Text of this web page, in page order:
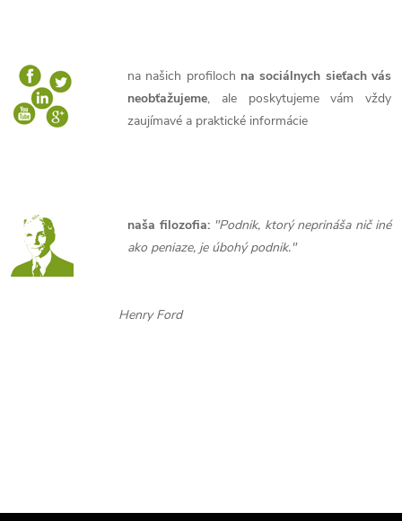
na našich profiloch na sociálnych sieťach vás
neobťažujeme, ale poskytujeme vám vždy
zaujímavé a praktické informácie
naša filozofia: "Podnik, ktorý neprináša nič iné
ako peniaze, je úbohý podnik."
Henry Ford